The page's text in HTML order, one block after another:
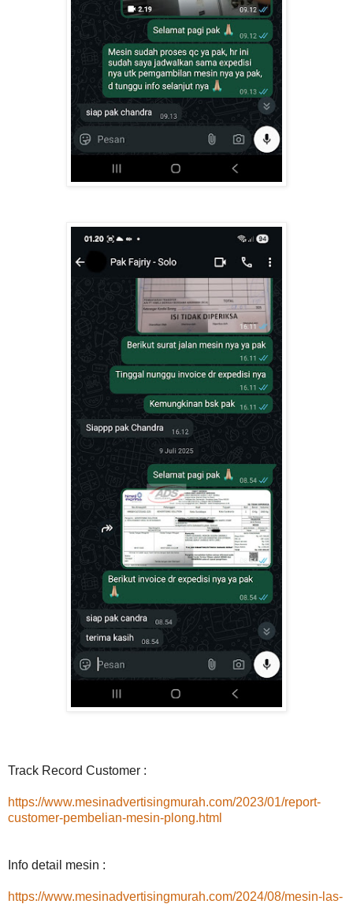
Track Record Customer :
https://www.mesinadvertisingmurah.com/2023/01/report-
customer-pembelian-mesin-plong.html
Info detail mesin :
https://www.mesinadvertisingmurah.com/2024/08/mesin-las-